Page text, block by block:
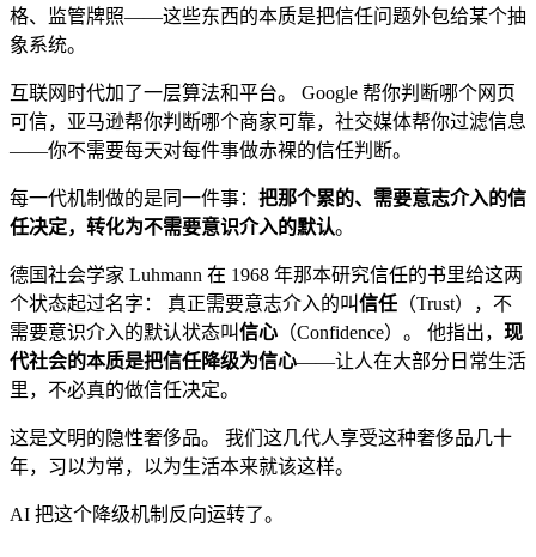
格、监管牌照——这些东西的本质是把信任问题外包给某个抽
象系统。
互联网时代加了一层算法和平台。 Google 帮你判断哪个网页
可信，亚马逊帮你判断哪个商家可靠，社交媒体帮你过滤信息
——你不需要每天对每件事做赤裸的信任判断。
每一代机制做的是同一件事： 把那个累的、需要意志介入的信
任决定，转化为不需要意识介入的默认。
德国社会学家 Luhmann 在 1968 年那本研究信任的书里给这两
个状态起过名字： 真正需要意志介入的叫信任 （Trust），不
需要意识介入的默认状态叫信心 （Confidence）。 他指出， 现
代社会的本质是把信任降级为信心——让人在大部分日常生活
里，不必真的做信任决定。
这是文明的隐性奢侈品。 我们这几代人享受这种奢侈品几十
年，习以为常，以为生活本来就该这样。
AI 把这个降级机制反向运转了。